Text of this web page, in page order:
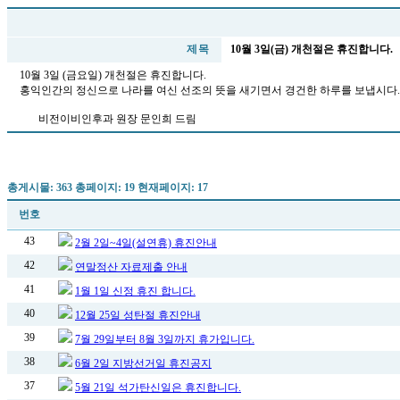
제 목 10월 3일(금) 개천절은 휴진합니다.
10월 3일 (금요일) 개천절은 휴진합니다.
홍익인간의 정신으로 나라를 여신 선조의 뜻을 새기면서 경건한 하루를 보냅시다.
비전이비인후과 원장 문인희 드림
총게시물: 363 총페이지: 19 현재페이지: 17
번호
43
2월 2일~4일(설연휴) 휴진안내
42
연말정산 자료제출 안내
41
1월 1일 신정 휴진 합니다.
40
12월 25일 성탄절 휴진안내
39
7월 29일부터 8월 3일까지 휴가입니다.
38
6월 2일 지방선거일 휴진공지
37
5월 21일 석가탄신일은 휴진합니다.